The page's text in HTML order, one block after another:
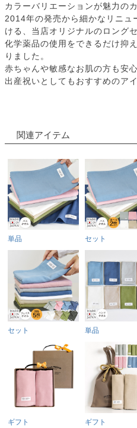
カラーバリエーションが魅力の
2014年の発売から細かなリニュ
ける、当店オリジナルのロング
化学薬品の使用をできるだけ抑
りました。
赤ちゃんや敏感なお肌の方も安
出産祝いとしてもおすすめのア
関連アイテム
単品 セット
セット 単品
ギフト ギフト